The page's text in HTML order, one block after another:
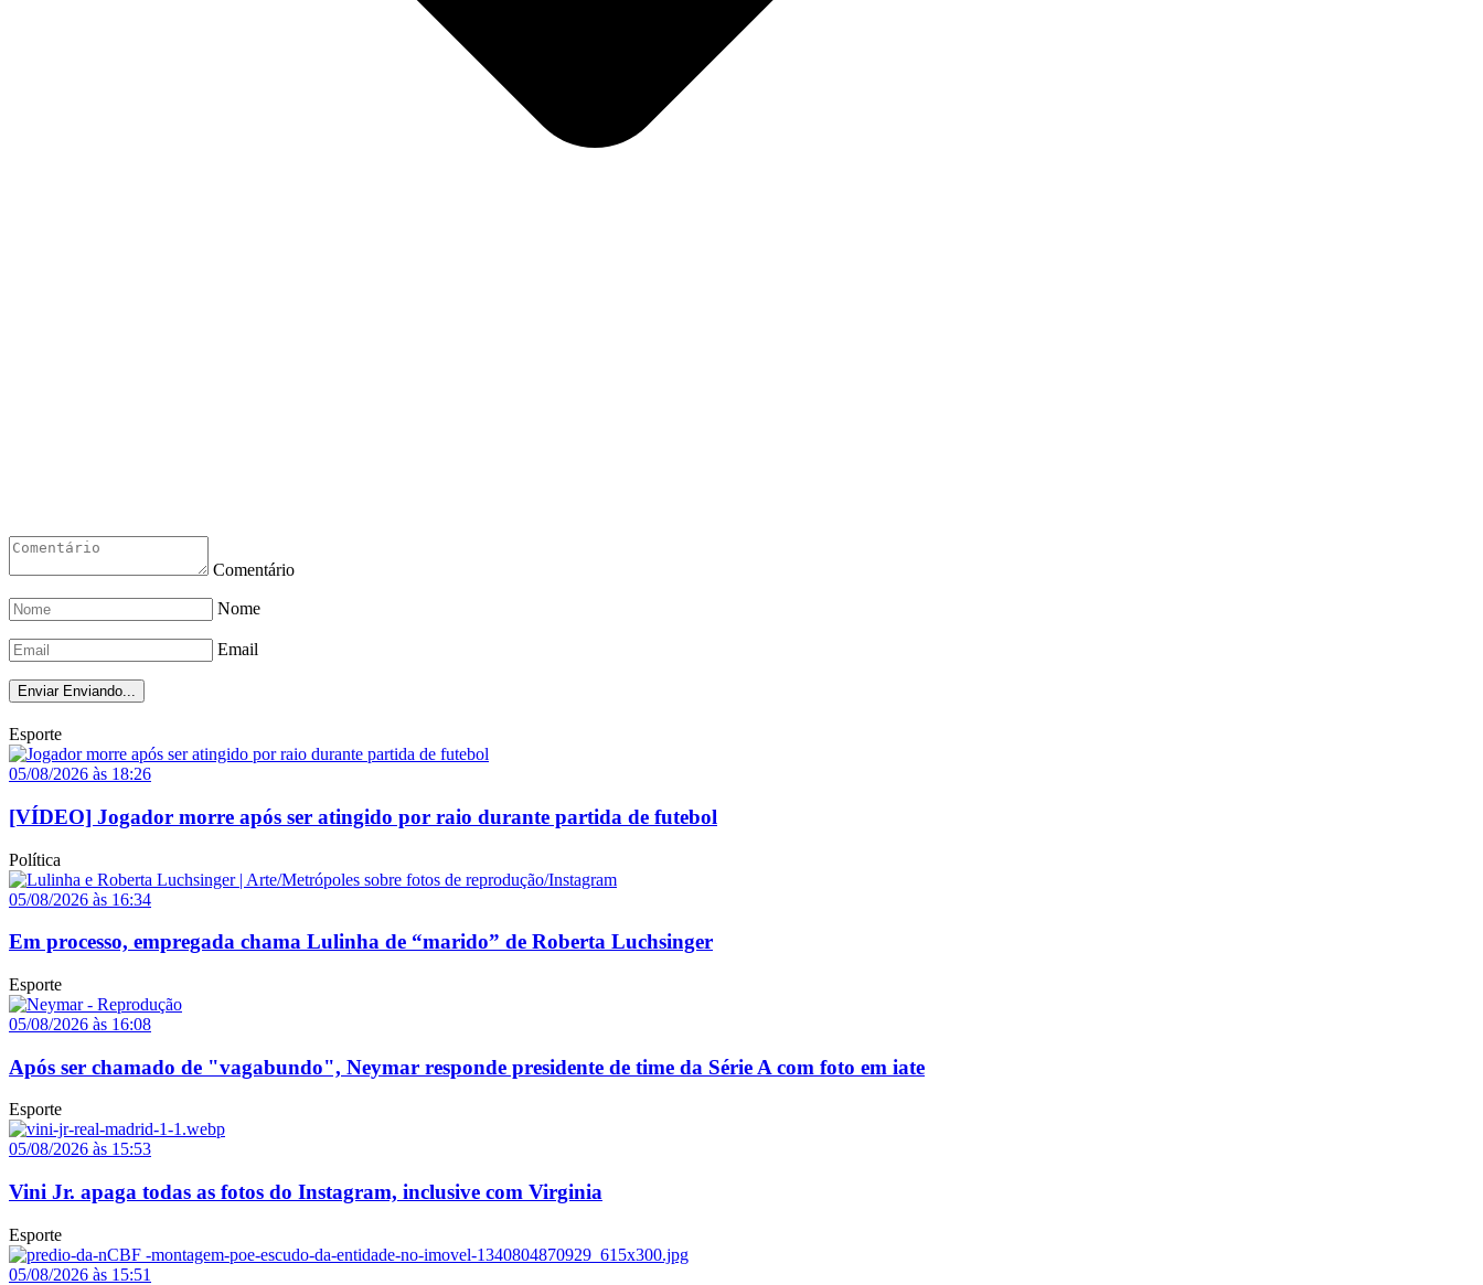
Comentário
Nome
Email
Enviar Enviando...
Esporte
05/08/2026 às 18:26
[VÍDEO] Jogador morre após ser atingido por raio durante partida de futebol
Política
05/08/2026 às 16:34
Em processo, empregada chama Lulinha de “marido” de Roberta Luchsinger
Esporte
05/08/2026 às 16:08
Após ser chamado de "vagabundo", Neymar responde presidente de time da Série A com foto em iate
Esporte
05/08/2026 às 15:53
Vini Jr. apaga todas as fotos do Instagram, inclusive com Virginia
Esporte
05/08/2026 às 15:51